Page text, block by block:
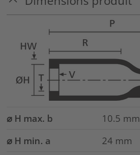
⌀ H max. b 10.5 mm
⌀ H min. a
24 mm